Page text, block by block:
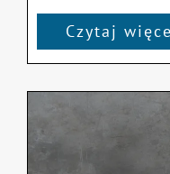
Czytaj